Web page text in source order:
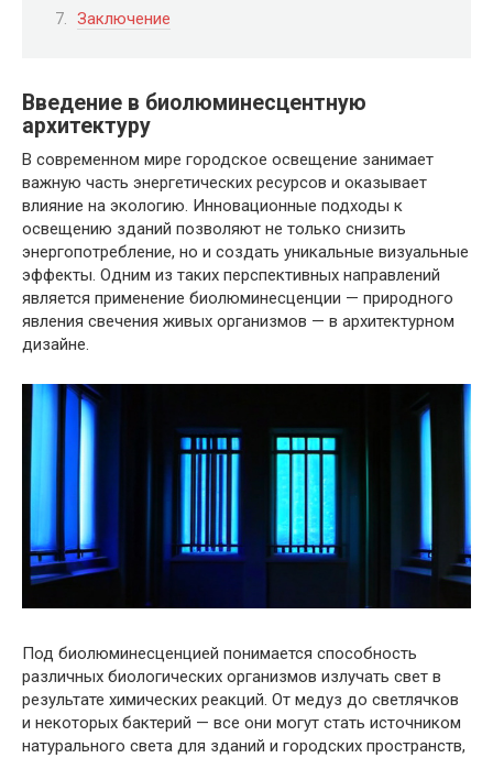
Заключение
Введение в биолюминесцентную
архитектуру
В современном мире городское освещение занимает
важную часть энергетических ресурсов и оказывает
влияние на экологию. Инновационные подходы к
освещению зданий позволяют не только снизить
энергопотребление, но и создать уникальные визуальные
эффекты. Одним из таких перспективных направлений
является применение биолюминесценции — природного
явления свечения живых организмов — в архитектурном
дизайне.
Под биолюминесценцией понимается способность
различных биологических организмов излучать свет в
результате химических реакций. От медуз до светлячков
и некоторых бактерий — все они могут стать источником
натурального света для зданий и городских пространств,